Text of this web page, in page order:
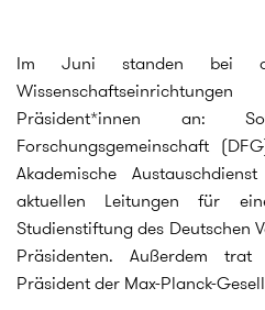
Im Juni standen bei
Präsident*innen an:
Forschungsgemeinschaft
Akademische
aktuellen Leitungen für
Studienstiftung des Deutschen
Präsidenten. Außerdem
Präsident der Max-Planck-